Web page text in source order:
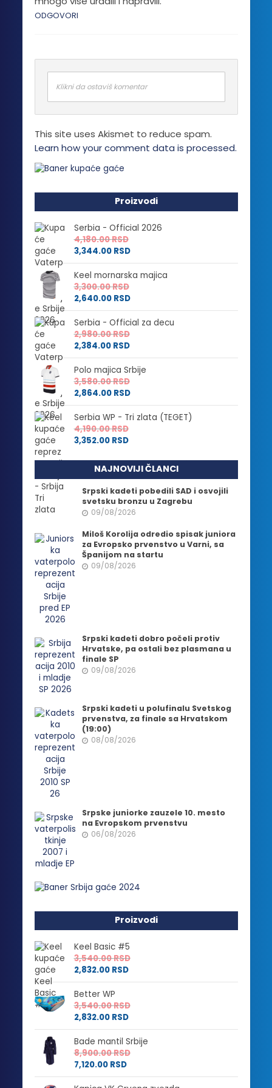
ODGOVORI
Klikni da ostaviš komentar
This site uses Akismet to reduce spam.
Learn how your comment data is processed.
Proizvodi
Serbia - Official 2026
4,180.00RSD
3,344.00 RSD
Keel mornarska majica
3,300.00RSD
2,640.00 RSD
Serbia - Official za decu
2,980.00RSD
2,384.00 RSD
Polo majica Srbije
3,580.00RSD
2,864.00 RSD
Serbia WP - Tri zlata (TEGET)
4,190.00RSD
3,352.00 RSD
NAJNOVIJI ČLANCI
Srpski kadeti pobedili SAD i osvojili
svetsku bronzu u Zagrebu
09/08/2026
Miloš Korolija odredio spisak juniora
za Evropsko prvenstvo u Varni, sa
Španijom na startu
09/08/2026
Srpski kadeti dobro počeli protiv
Hrvatske, pa ostali bez plasmana u
finale SP
09/08/2026
Srpski kadeti u polufinalu Svetskog
prvenstva, za finale sa Hrvatskom
(19:00)
08/08/2026
Srpske juniorke zauzele 10. mesto
na Evropskom prvenstvu
06/08/2026
Proizvodi
Keel Basic #5
3,540.00RSD
2,832.00 RSD
Better WP
3,540.00RSD
2,832.00 RSD
Bade mantil Srbije
8,900.00RSD
7,120.00 RSD